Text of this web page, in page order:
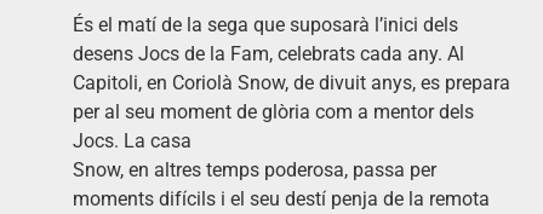
És el matí de la sega que suposarà l’inici dels
desens Jocs de la Fam, celebrats cada any. Al
Capitoli, en Coriolà Snow, de divuit anys, es prepara
per al seu moment de glòria com a mentor dels
Jocs. La casa
Snow, en altres temps poderosa, passa per
moments difícils i el seu destí penja de la remota